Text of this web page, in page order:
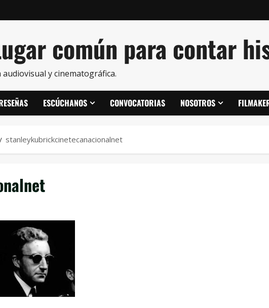
común para contar
y cinematográfica.
ESCÚCHANOS CONVOCATORIAS NOSOTROS
stanleykubrickcinetecanacionalnet